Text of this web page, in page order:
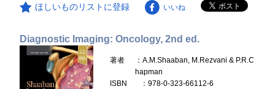
ほしいものリストに登録 いいね
Diagnostic Imaging: Oncology, 2nd ed.
著者
：A.M.Shaaban, M.Rezvani & P.R.C
hapman
ISBN
：978-0-323-66112-6